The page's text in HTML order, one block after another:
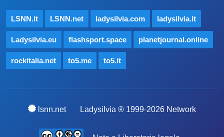
LSNN.it LSNN.net ladysilvia.com ladysilvia.it
Ladysilvia.eu flashsport.space planetjournal.online
rockitalia.net to5.me to5.it
lsnn.net Ladysilvia ® 1999-2026 Network